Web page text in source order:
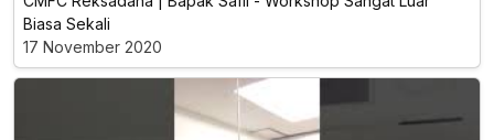
Biasa Sekali
17 November 2020